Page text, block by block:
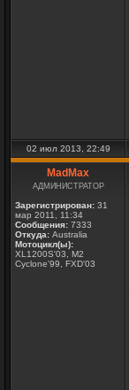
02 июл 2013, 22:49
MadMax
АДМИНИСТРАТОР
Зарегистрирован: 31
мар 2011, 11:34
Сообщения: 7333
Откуда: Australia
Мотоцикл(ы):
XL1200S'03, M2
Cyclone'99, FXD'03